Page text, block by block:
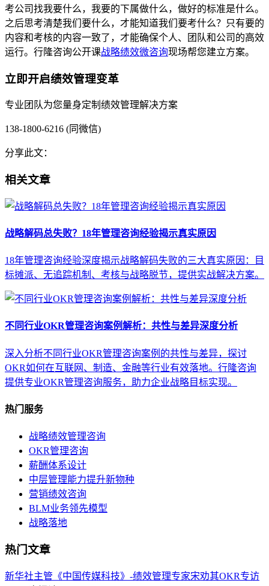
考公司找我要什么，我要的下属做什么，做好的标准是什么。
之后思考清楚我们要什么，才能知道我们要考什么？只有要的
内容和考核的内容一致了，才能确保个人、团队和公司的高效
运行。行隆咨询公开课战略绩效微咨询现场帮您建立方案。
立即开启绩效管理变革
专业团队为您量身定制绩效管理解决方案
138-1800-6216 (同微信)
分享此文：
相关文章
战略解码总失败？18年管理咨询经验揭示真实原因
18年管理咨询经验深度揭示战略解码失败的三大真实原因：目
标摊派、无追踪机制、考核与战略脱节，提供实战解决方案。
不同行业OKR管理咨询案例解析：共性与差异深度分析
深入分析不同行业OKR管理咨询案例的共性与差异，探讨
OKR如何在互联网、制造、金融等行业有效落地。行隆咨询
提供专业OKR管理咨询服务，助力企业战略目标实现。
热门服务
战略绩效管理咨询
OKR管理咨询
薪酬体系设计
中层管理能力提升新物种
营销绩效咨询
BLM业务领先模型
战略落地
热门文章
新华社主管《中国传媒科技》-绩效管理专家宋劝其OKR专访